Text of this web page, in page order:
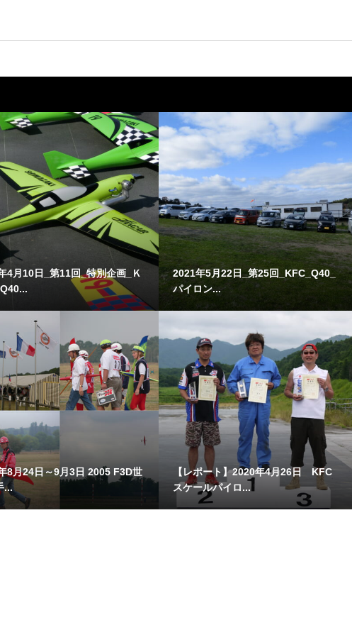
4月10日_第11回_特別企画_Ｋ
2021年5月22日_第25回_KFC_Q40_
パイロン...
8月24日～9月3日 2005 F3D世
...
【レポート】2020年4月26日 KFC
スケールパイロ...